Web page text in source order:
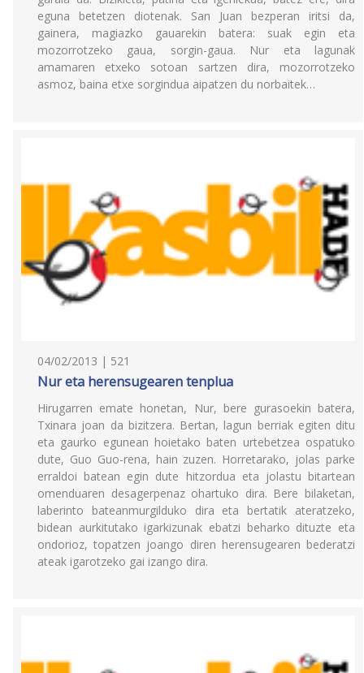
eguna betetzen diotenak. San Juan bezperan iritsi da,
gainera, magiazko gauarekin batera: suak egin eta
mozorrotzeko gaua, sorgin-gaua. Nur eta lagunak
amamaren etxeko sotoan sartzen dira, mozorrotzeko
asmoz, baina etxe sorgindua aipatzen du norbaitek…
04/02/2013 | 521
Nur eta herensugearen tenplua
Hirugarren emate honetan, Nur, bere gurasoekin batera,
Txinara joan da bizitzera. Bertan, lagun berriak egiten ditu
eta gaurko egunean hoietako baten urtebetzea ospatuko
dute, Guo Guo-rena, hain zuzen. Horretarako, jolas parke
erraldoi batean egin dute hitzordua eta jolastu bitartean
omenduaren desagerpenaz ohartuko dira. Bere bilaketan,
laberinto bateanmurgilduko dira eta bertatik ateratzeko,
bidean aurkitutako igarkizunak ebatzi beharko dituzte eta
ondorioz, topatzen joango diren herensugearen bederatzi
ateak igarotzeko gai izango dira.